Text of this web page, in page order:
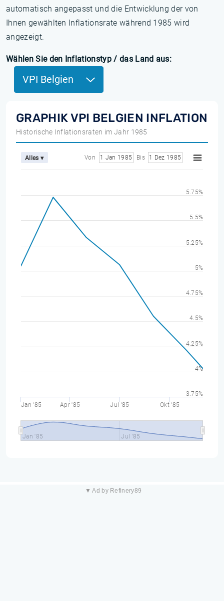
automatisch angepasst und die Entwicklung der von
Ihnen gewählten Inflationsrate während 1985 wird
angezeigt.
Wählen Sie den Inflationstyp / das Land aus:
VPI Belgien
GRAPHIK VPI BELGIEN INFLATION
Historische Inflationsraten im Jahr 1985
Alles ▾ Von 1 Jan 1985 Bis 1 Dez 1985
Jan '85 Apr '85 Jul '85 Okt '85
Jan '85 Jul '85
3.75%
4%
4.25%
4.5%
4.75%
5%
5.25%
5.5%
5.75%
▼ Ad by Refinery89